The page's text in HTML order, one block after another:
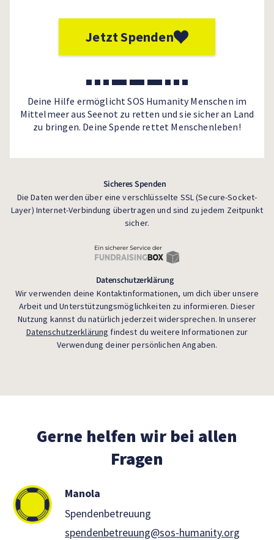
Jetzt Spenden
Deine Hilfe ermöglicht SOS Humanity Menschen im
Mittelmeer aus Seenot zu retten und sie sicher an Land
zu bringen. Deine Spende rettet Menschenleben!
Sicheres Spenden
Die Daten werden über eine verschlüsselte SSL (Secure-Socket-
Layer) Internet-Verbindung übertragen und sind zu jedem Zeitpunkt
sicher.
Datenschutzerklärung
Wir verwenden deine Kontaktinformationen, um dich über unsere
Arbeit und Unterstützungsmöglichkeiten zu informieren. Dieser
Nutzung kannst du natürlich jederzeit widersprechen. In unserer
Datenschutzerklärung findest du weitere Informationen zur
Verwendung deiner persönlichen Angaben.
Gerne helfen wir bei allen
Fragen
Manola
Spendenbetreuung
spendenbetreuung@sos-humanity.org